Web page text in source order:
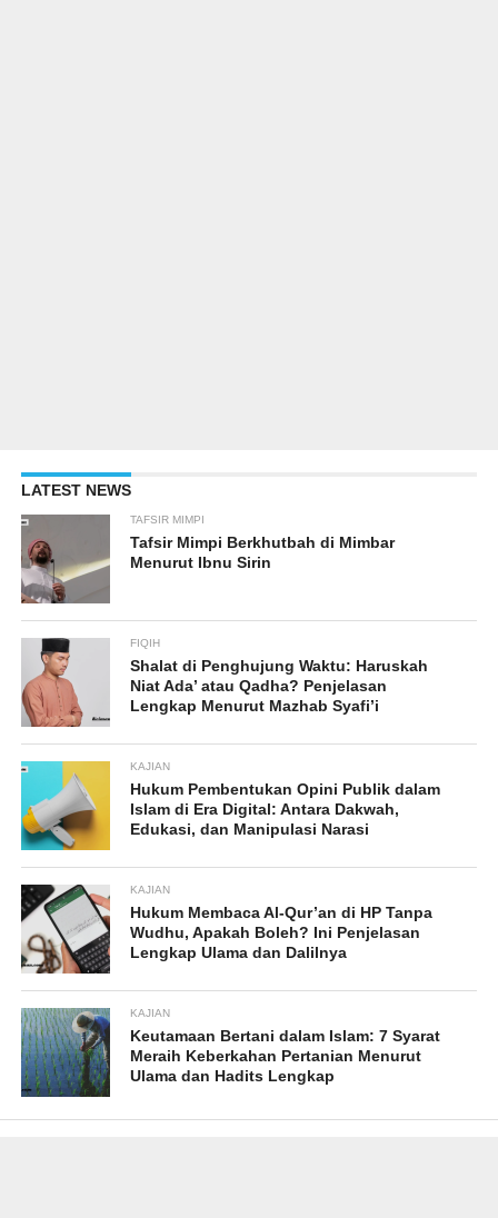
LATEST NEWS
TAFSIR MIMPI
Tafsir Mimpi Berkhutbah di Mimbar
Menurut Ibnu Sirin
FIQIH
Shalat di Penghujung Waktu: Haruskah
Niat Ada’ atau Qadha? Penjelasan
Lengkap Menurut Mazhab Syafi’i
KAJIAN
Hukum Pembentukan Opini Publik dalam
Islam di Era Digital: Antara Dakwah,
Edukasi, dan Manipulasi Narasi
KAJIAN
Hukum Membaca Al-Qur’an di HP Tanpa
Wudhu, Apakah Boleh? Ini Penjelasan
Lengkap Ulama dan Dalilnya
KAJIAN
Keutamaan Bertani dalam Islam: 7 Syarat
Meraih Keberkahan Pertanian Menurut
Ulama dan Hadits Lengkap